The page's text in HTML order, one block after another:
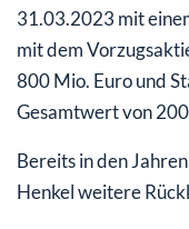
31.03.2023 mit
mit dem
800 Mio. Euro und
Gesamtwert von
Bereits in den
Henkel weitere